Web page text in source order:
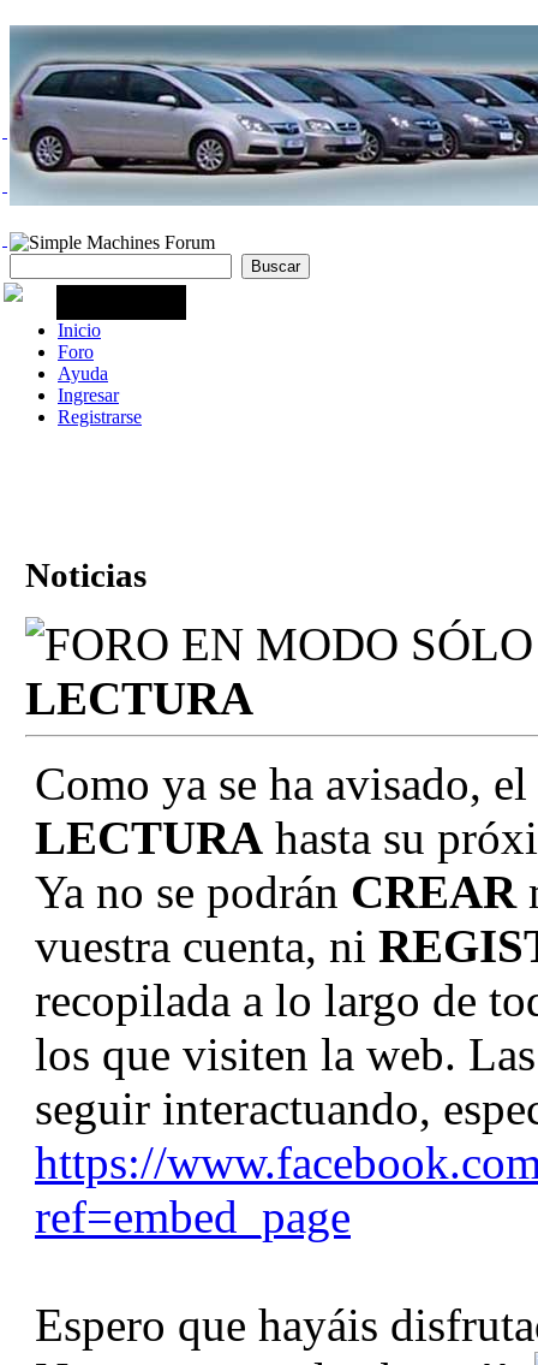
Inicio
Foro
Ayuda
Ingresar
Registrarse
Noticias
LECTURA
Como ya se ha avisado,
LECTURA hasta su
Ya no se podrán CREAR
vuestra cuenta, ni
recopilada a lo largo de
los que visiten la web.
seguir interactuando,
https://
ref=embed_page
Espero que hayáis